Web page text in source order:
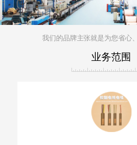
我们的品牌主张就是为您省心
业务范围